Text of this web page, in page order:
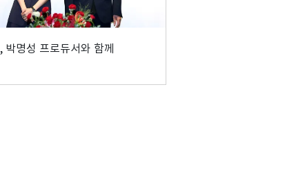
박명성 프로듀서와 함께